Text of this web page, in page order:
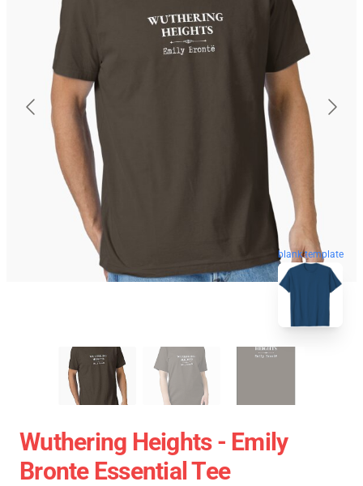
blank template
Wuthering Heights - Emily
Bronte Essential Tee